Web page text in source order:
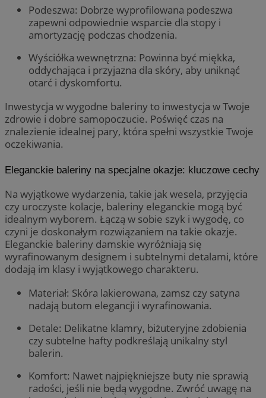
Podeszwa: Dobrze wyprofilowana podeszwa
zapewni odpowiednie wsparcie dla stopy i
amortyzację podczas chodzenia.
Wyściółka wewnętrzna: Powinna być miękka,
oddychająca i przyjazna dla skóry, aby uniknąć
otarć i dyskomfortu.
Inwestycja w wygodne baleriny to inwestycja w Twoje
zdrowie i dobre samopoczucie. Poświęć czas na
znalezienie idealnej pary, która spełni wszystkie Twoje
oczekiwania.
Eleganckie baleriny na specjalne okazje: kluczowe cechy
Na wyjątkowe wydarzenia, takie jak wesela, przyjęcia
czy uroczyste kolacje, baleriny eleganckie mogą być
idealnym wyborem. Łączą w sobie szyk i wygodę, co
czyni je doskonałym rozwiązaniem na takie okazje.
Eleganckie baleriny damskie wyróżniają się
wyrafinowanym designem i subtelnymi detalami, które
dodają im klasy i wyjątkowego charakteru.
Materiał: Skóra lakierowana, zamsz czy satyna
nadają butom elegancji i wyrafinowania.
Detale: Delikatne klamry, biżuteryjne zdobienia
czy subtelne hafty podkreślają unikalny styl
balerin.
Komfort: Nawet najpiękniejsze buty nie sprawią
radości, jeśli nie będą wygodne. Zwróć uwagę na